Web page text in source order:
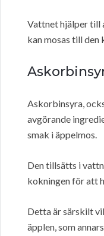
Vattnet hjälper till
kan mosas till den
Askorbinsyra,
avgörande
smak i äppelmos.
Den tillsätts i
kokningen för att
Detta är särskilt
äpplen, som